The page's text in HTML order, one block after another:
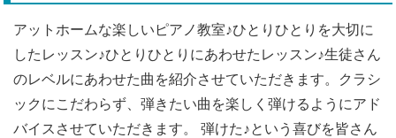
アットホームな楽しいピアノ教室♪ひとりひとりを大切に
したレッスン♪ひとりひとりにあわせたレッスン♪生徒さん
のレベルにあわせた曲を紹介させていただきます。クラシ
ックにこだわらず、弾きたい曲を楽しく弾けるようにアド
バイスさせていただきます。 弾けた♪という喜びを皆さん